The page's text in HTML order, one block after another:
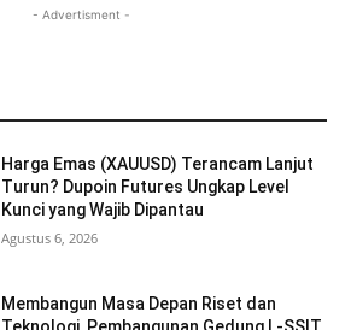
- Advertisment -
Harga Emas (XAUUSD) Terancam Lanjut
Turun? Dupoin Futures Ungkap Level
Kunci yang Wajib Dipantau
Agustus 6, 2026
Membangun Masa Depan Riset dan
Teknologi, Pembangunan Gedung L-SSIT